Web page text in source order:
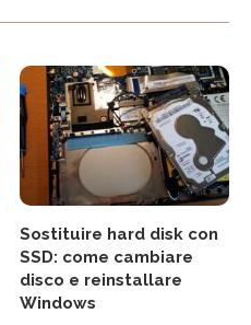
Sostituire hard disk con
SSD: come cambiare
disco e reinstallare
Windows